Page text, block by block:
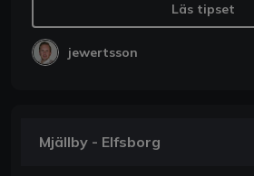
Läs tipset
jewertsson
Mjällby - Elfsborg